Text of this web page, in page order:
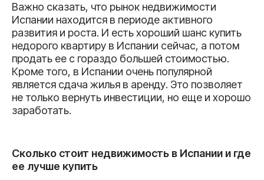
Важно сказать, что рынок недвижимости
Испании находится в периоде активного
развития и роста. И есть хороший шанс купить
недорого квартиру в Испании сейчас, а потом
продать ее с гораздо большей стоимостью.
Кроме того, в Испании очень популярной
является сдача жилья в аренду. Это позволяет
не только вернуть инвестиции, но еще и хорошо
заработать.
Сколько стоит недвижимость в Испании и где
ее лучше купить